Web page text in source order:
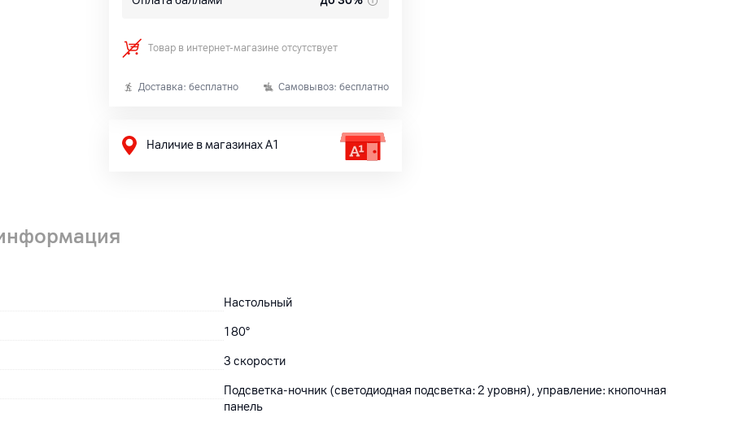
Товар в интернет-магазине отсутствует
Доставка: бесплатно Самовывоз: бесплатно
Наличие в магазинах А1
Настольный
180°
3 скорости
Подсветка-ночник (cветодиодная подсветка: 2 уровня), управление: кнопочная
панель